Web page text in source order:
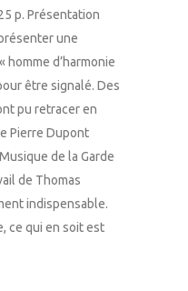
p. Présentation
une
homme d’harmonie
être signalé. Des
pu retracer en
Pierre Dupont
de la Garde
de Thomas
indispensable.
ce qui en soit est